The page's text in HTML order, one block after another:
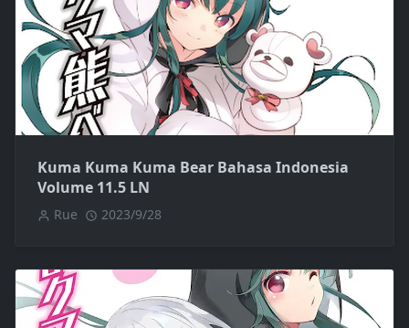
Kuma Kuma Kuma Bear Bahasa Indonesia
Volume 11.5 LN
Rue 2023/9/28